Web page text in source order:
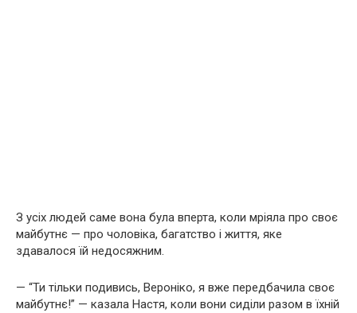
З усіх людей саме вона була вперта, коли мріяла про своє
майбутнє — про чоловіка, багатство і життя, яке
здавалося їй недосяжним.
— “Ти тільки подивись, Вероніко, я вже передбачила своє
майбутнє!” — казала Настя, коли вони сиділи разом в їхній